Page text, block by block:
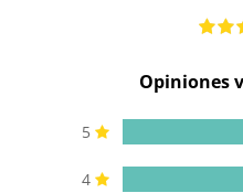
Opiniones
5
4